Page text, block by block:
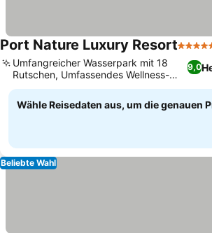
Port Nature Luxury Resort5
9,0
Umfangreicher Wasserpark mit 18
Rutschen, Umfassendes Wellness-
und Spa-Center
Wähle Reisedaten aus, um die genauen
Beliebte Wahl